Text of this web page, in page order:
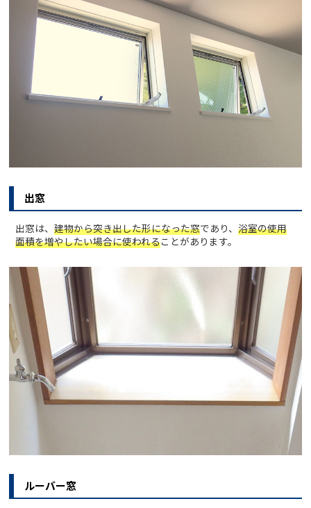
出窓
出窓は、 建物から突き出した形になった窓であり、 浴室の使用
面積を増やしたい場合に使われることがあります。
ルーバー窓